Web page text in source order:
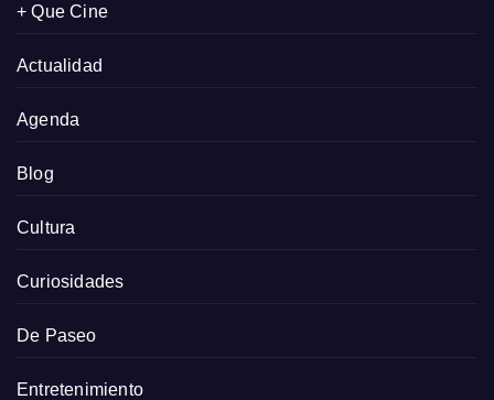
+ Que Cine
Actualidad
Agenda
Blog
Cultura
Curiosidades
De Paseo
Entretenimiento